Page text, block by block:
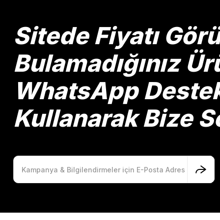
Ürün fiyatı diğer sitelerden daha pahalı.
Bu ürüne benzer farklı alternatifler olmalı.
Sitede Fiyatı
Bulamadığınız
WhatsApp
Kullanarak Bize